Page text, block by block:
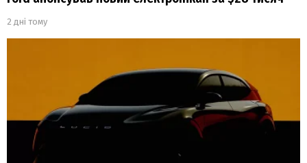
2 дні тому